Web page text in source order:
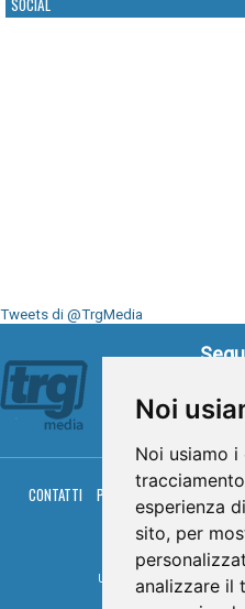
Noi
Noi usiamo
esperienza
sito, per
analizzare il
Tweets di @TrgMedia
CONTATTI PRIVACY COOKIES
RGM
© TRG
Umbria Televisioni s.r.l. -